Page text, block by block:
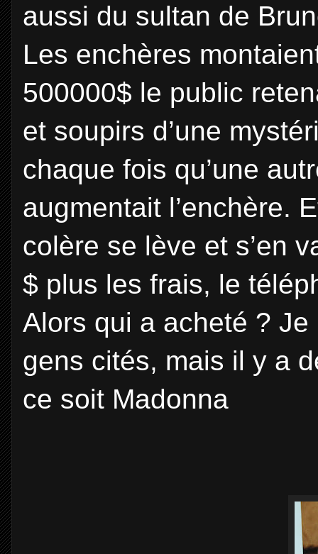
aussi du sultan de
Les enchères
500000$ le public
et soupirs d’une
chaque fois qu’une
augmentait l’enchère.
colère se lève et s’en
$ plus les frais, le
Alors qui a acheté ?
gens cités, mais il y a
ce soit Madonna